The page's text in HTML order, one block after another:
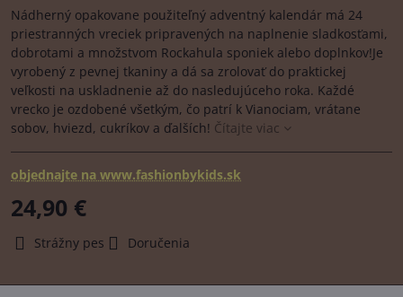
Nádherný opakovane použiteľný adventný kalendár má 24
priestranných vreciek pripravených na naplnenie sladkosťami,
dobrotami a množstvom Rockahula sponiek alebo doplnkov!Je
vyrobený z pevnej tkaniny a dá sa zrolovať do praktickej
veľkosti na uskladnenie až do nasledujúceho roka. Každé
vrecko je ozdobené všetkým, čo patrí k Vianociam, vrátane
sobov, hviezd, cukríkov a ďalších! Čítajte viac
objednajte na www.fashionbykids.sk
24,90 €
Strážny pes Doručenia